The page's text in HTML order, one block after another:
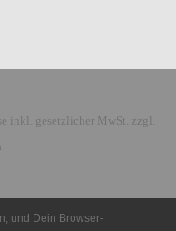
inkl. gesetzlicher MwSt. zzgl.
.
und Dein Browser-